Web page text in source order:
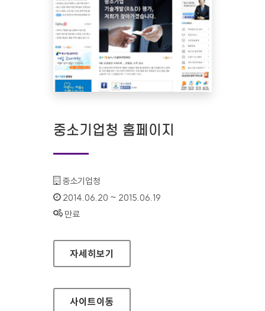
중소기업청 홈페이지
기관명 :
중소기업청
인증기간 :
2014.06.20 ~ 2015.06.19
상태 :
만료
중소기업청 홈페이지
자세히보기
사이트이동